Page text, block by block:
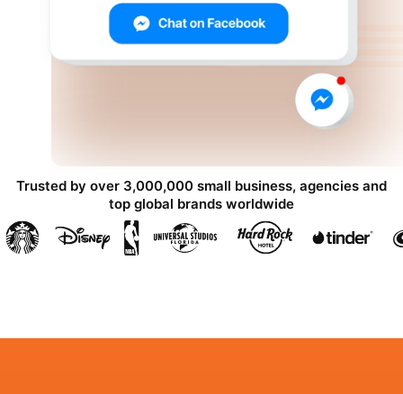
Trusted by over 3,000,000 small business, agencies and
top global brands worldwide